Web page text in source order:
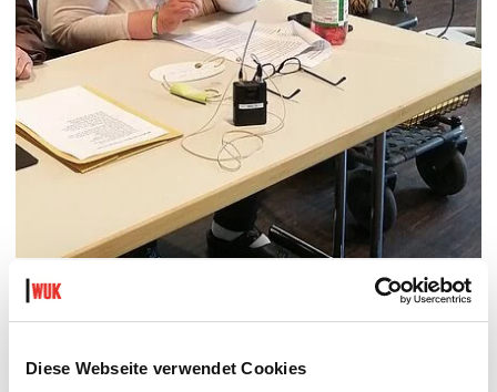
Diese Webseite verwendet Cookies